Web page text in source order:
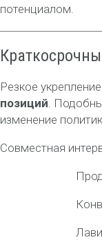
потенциалом.
Резкое
позиций .
изменение
Совместная